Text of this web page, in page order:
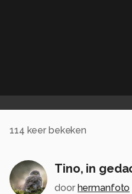
114 keer bekeken
Tino, in
door hermanfoto